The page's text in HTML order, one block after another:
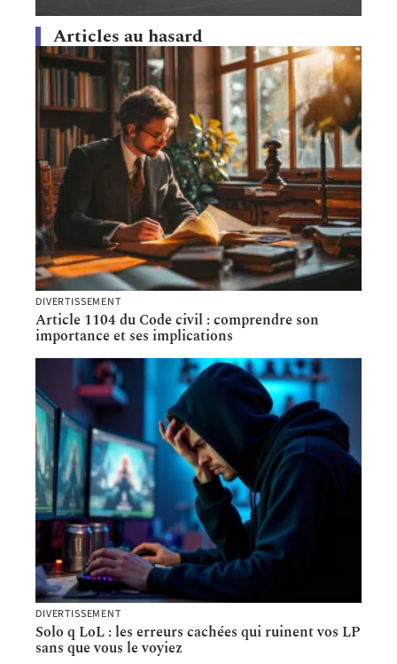
Articles au hasard
DIVERTISSEMENT
Article 1104 du Code civil : comprendre son
importance et ses implications
DIVERTISSEMENT
Solo q LoL : les erreurs cachées qui ruinent vos LP
sans que vous le voyiez